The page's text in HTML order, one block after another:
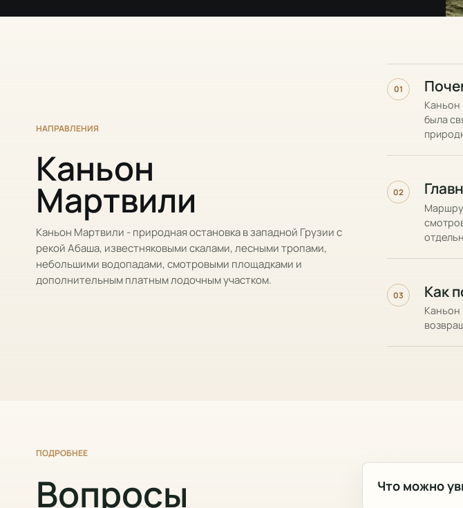
НАПРАВЛЕНИЯ
Каньон
Мартвили
Каньон Мартвили - природная остановка в западной Грузии с
рекой Абаша, известняковыми скалами, лесными тропами,
небольшими водопадами, смотровыми площадками и
дополнительным платным лодочным участком.
01
Каньон
была
02
03 Как
Каньон
ПОДРОБНЕЕ
Вопросы Что можно